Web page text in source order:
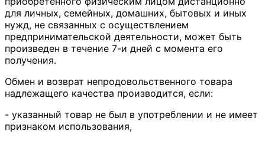
для личных, семейных, домашних, бытовых и иных
нужд, не связанных с осуществлением
предпринимательской деятельности, может быть
произведен в течение 7-и дней с момента его
получения.
Обмен и возврат непродовольственного товара
надлежащего качества производится, если:
- указанный товар не был в употреблении и не имеет
признаком использования,